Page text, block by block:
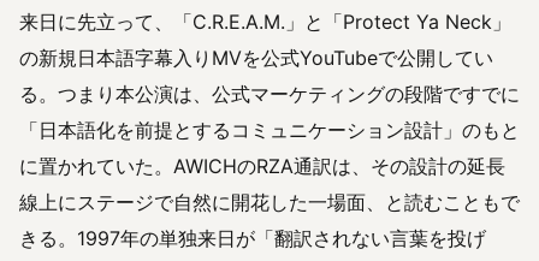
来日に先立って、「C.R.E.A.M.」と「Protect Ya Neck」
の新規日本語字幕入りMVを公式YouTubeで公開してい
る。つまり本公演は、公式マーケティングの段階ですでに
「日本語化を前提とするコミュニケーション設計」のもと
に置かれていた。AWICHのRZA通訳は、その設計の延長
線上にステージで自然に開花した一場面、と読むこともで
きる。1997年の単独来日が「翻訳されない言葉を投げ